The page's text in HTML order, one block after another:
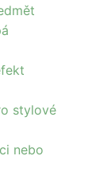
stylové
nebo